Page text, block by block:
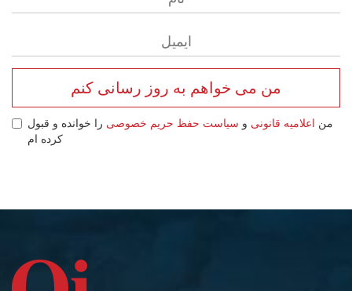
من می خواهم به روز رسانی کنم
من اعلامیه قانونی و سیاست حفظ حریم خصوصی را خوانده و قبول
کرده ام